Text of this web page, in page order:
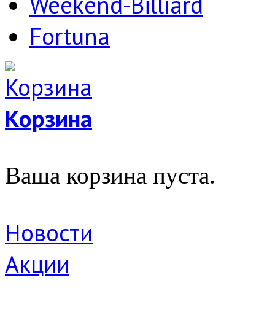
Fortuna
Корзина
Ваша корзина пуста.
Новости
Акции